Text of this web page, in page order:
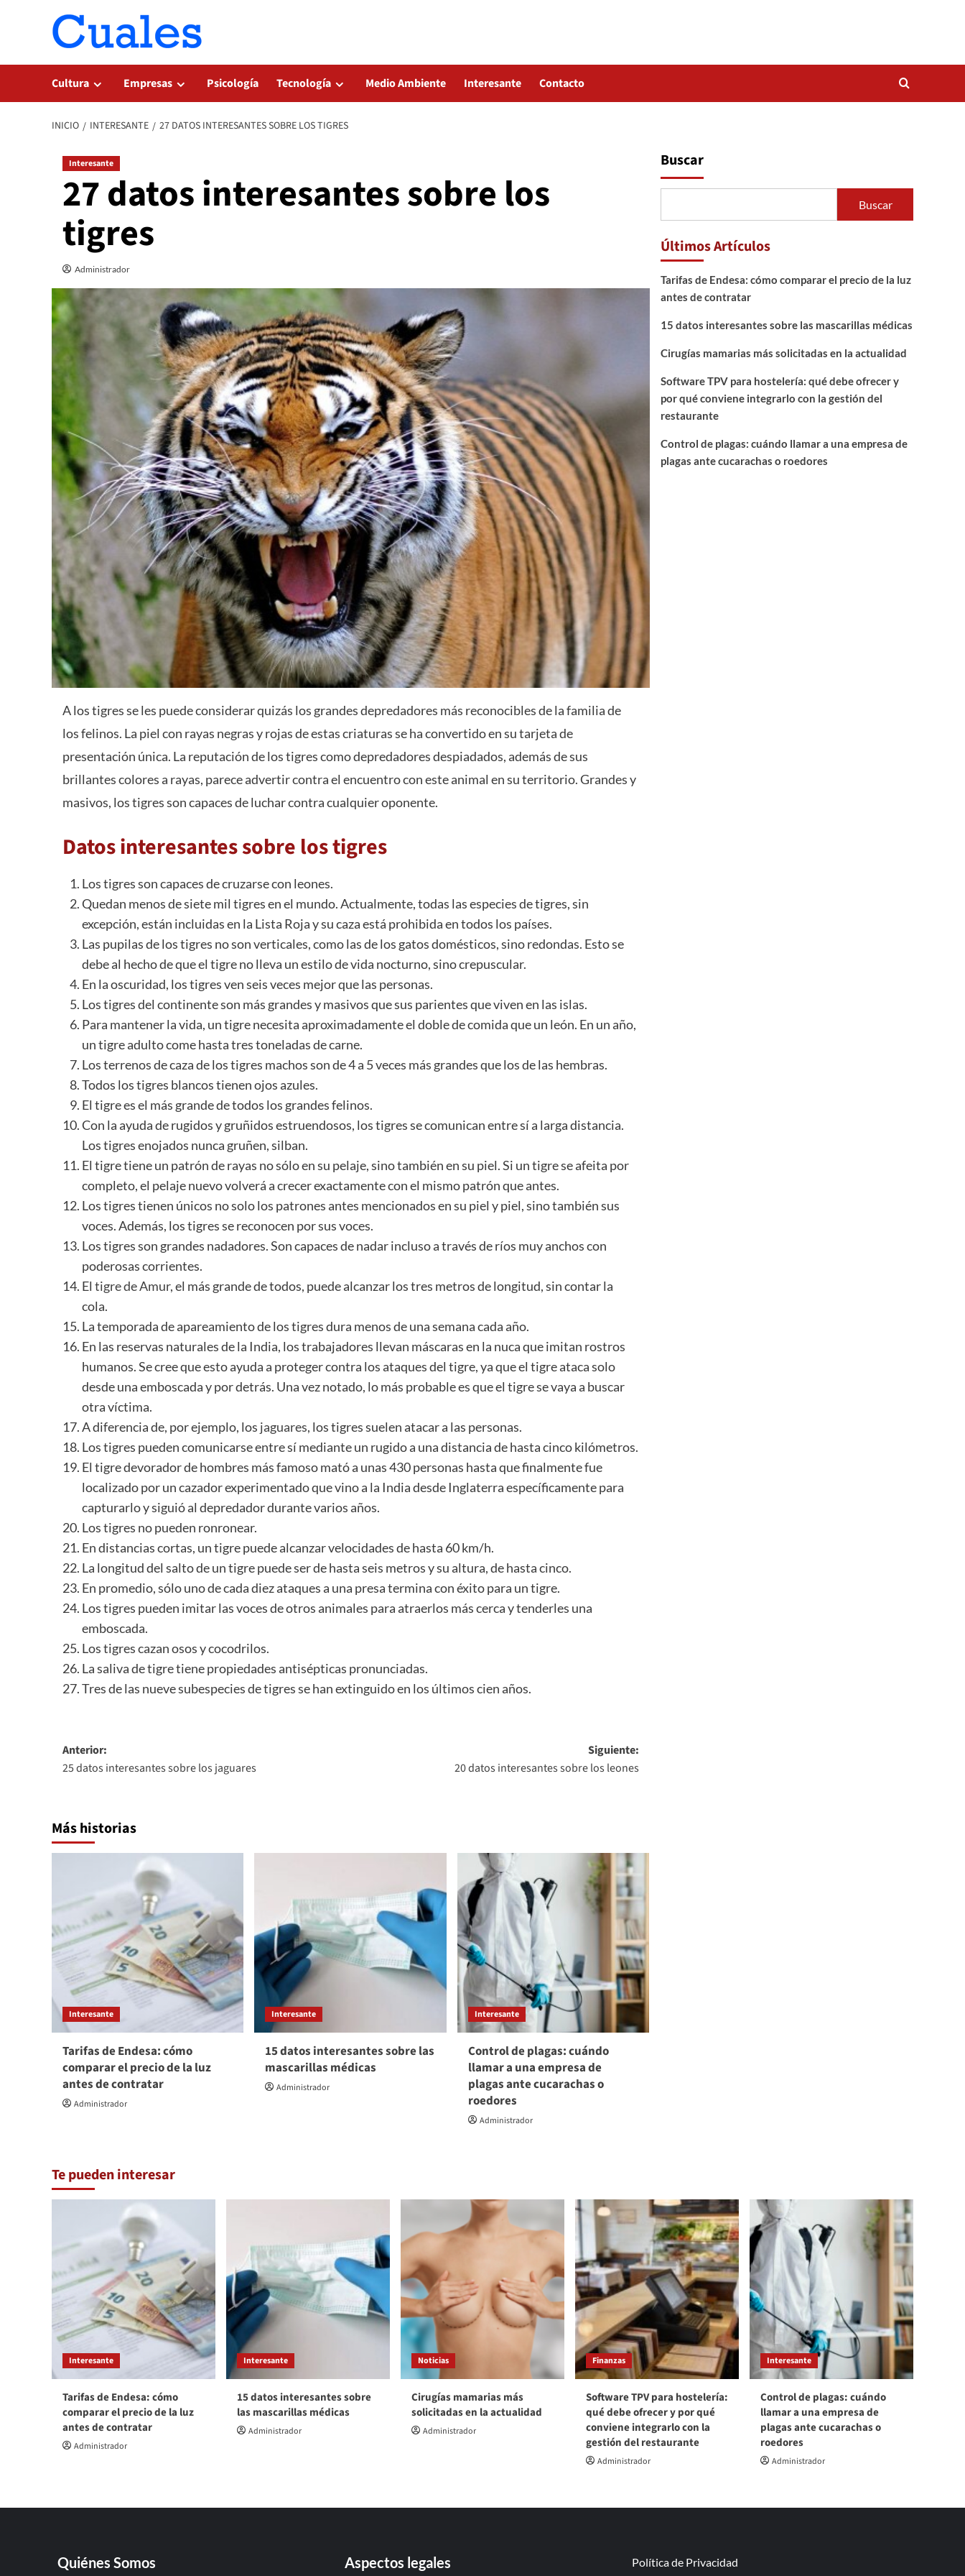
Cultura Empresas Psicología Tecnología Medio Ambiente Interesante Contacto
INICIO INTERESANTE 27 DATOS INTERESANTES SOBRE LOS TIGRES
Interesante
27 datos interesantes sobre los
tigres
Administrador
A los tigres se les puede considerar quizás los grandes depredadores más reconocibles de la familia de
los felinos. La piel con rayas negras y rojas de estas criaturas se ha convertido en su tarjeta de
presentación única. La reputación de los tigres como depredadores despiadados, además de sus
brillantes colores a rayas, parece advertir contra el encuentro con este animal en su territorio. Grandes y
masivos, los tigres son capaces de luchar contra cualquier oponente.
Datos interesantes sobre los tigres
Los tigres son capaces de cruzarse con leones.
Quedan menos de siete mil tigres en el mundo. Actualmente, todas las especies de tigres, sin
excepción, están incluidas en la Lista Roja y su caza está prohibida en todos los países.
Las pupilas de los tigres no son verticales, como las de los gatos domésticos, sino redondas. Esto se
debe al hecho de que el tigre no lleva un estilo de vida nocturno, sino crepuscular.
En la oscuridad, los tigres ven seis veces mejor que las personas.
Los tigres del continente son más grandes y masivos que sus parientes que viven en las islas.
Para mantener la vida, un tigre necesita aproximadamente el doble de comida que un león. En un año,
un tigre adulto come hasta tres toneladas de carne.
Los terrenos de caza de los tigres machos son de 4 a 5 veces más grandes que los de las hembras.
Todos los tigres blancos tienen ojos azules.
El tigre es el más grande de todos los grandes felinos.
Con la ayuda de rugidos y gruñidos estruendosos, los tigres se comunican entre sí a larga distancia.
Los tigres enojados nunca gruñen, silban.
El tigre tiene un patrón de rayas no sólo en su pelaje, sino también en su piel. Si un tigre se afeita por
completo, el pelaje nuevo volverá a crecer exactamente con el mismo patrón que antes.
Los tigres tienen únicos no solo los patrones antes mencionados en su piel y piel, sino también sus
voces. Además, los tigres se reconocen por sus voces.
Los tigres son grandes nadadores. Son capaces de nadar incluso a través de ríos muy anchos con
poderosas corrientes.
El tigre de Amur, el más grande de todos, puede alcanzar los tres metros de longitud, sin contar la
cola.
La temporada de apareamiento de los tigres dura menos de una semana cada año.
En las reservas naturales de la India, los trabajadores llevan máscaras en la nuca que imitan rostros
humanos. Se cree que esto ayuda a proteger contra los ataques del tigre, ya que el tigre ataca solo
desde una emboscada y por detrás. Una vez notado, lo más probable es que el tigre se vaya a buscar
otra víctima.
A diferencia de, por ejemplo, los jaguares, los tigres suelen atacar a las personas.
Los tigres pueden comunicarse entre sí mediante un rugido a una distancia de hasta cinco kilómetros.
El tigre devorador de hombres más famoso mató a unas 430 personas hasta que finalmente fue
localizado por un cazador experimentado que vino a la India desde Inglaterra específicamente para
capturarlo y siguió al depredador durante varios años.
Los tigres no pueden ronronear.
En distancias cortas, un tigre puede alcanzar velocidades de hasta 60 km/h.
La longitud del salto de un tigre puede ser de hasta seis metros y su altura, de hasta cinco.
En promedio, sólo uno de cada diez ataques a una presa termina con éxito para un tigre.
Los tigres pueden imitar las voces de otros animales para atraerlos más cerca y tenderles una
emboscada.
Los tigres cazan osos y cocodrilos.
La saliva de tigre tiene propiedades antisépticas pronunciadas.
Tres de las nueve subespecies de tigres se han extinguido en los últimos cien años.
Navegación
de
Anterior:
25 datos interesantes sobre los jaguares
Siguiente:
20 datos interesantes sobre los leones
Más historias
Interesante
Tarifas de Endesa: cómo
comparar el precio de la luz
antes de contratar
Administrador
Interesante
15 datos interesantes sobre las
mascarillas médicas
Administrador
Interesante
Control de plagas: cuándo
llamar a una empresa de
plagas ante cucarachas o
roedores
Administrador
Buscar
Buscar
Últimos Artículos
Tarifas de Endesa: cómo comparar el precio de la luz
antes de contratar
15 datos interesantes sobre las mascarillas médicas
Cirugías mamarias más solicitadas en la actualidad
Software TPV para hostelería: qué debe ofrecer y
por qué conviene integrarlo con la gestión del
restaurante
Control de plagas: cuándo llamar a una empresa de
plagas ante cucarachas o roedores
Te pueden interesar
Interesante
Tarifas de Endesa: cómo
comparar el precio de la luz
antes de contratar
Administrador
Interesante
15 datos interesantes sobre
las mascarillas médicas
Administrador
Noticias
Cirugías mamarias más
solicitadas en la actualidad
Administrador
Finanzas
Software TPV para hostelería:
qué debe ofrecer y por qué
conviene integrarlo con la
gestión del restaurante
Administrador
Interesante
Control de plagas: cuándo
llamar a una empresa de
plagas ante cucarachas o
roedores
Administrador
Quiénes Somos Aspectos legales Política de Privacidad